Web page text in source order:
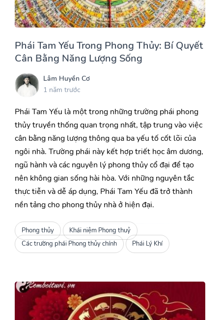
Phái Tam Yếu Trong Phong Thủy: Bí Quyết
Cân Bằng Năng Lượng Sống
Lâm Huyền Cơ
1 năm trước
Phái Tam Yếu là một trong những trường phái phong
thủy truyền thống quan trọng nhất, tập trung vào việc
cân bằng năng lượng thông qua ba yếu tố cốt lõi của
ngôi nhà. Trường phái này kết hợp triết học âm dương,
ngũ hành và các nguyên lý phong thủy cổ đại để tạo
nên không gian sống hài hòa. Với những nguyên tắc
thực tiễn và dễ áp dụng, Phái Tam Yếu đã trở thành
nền tảng cho phong thủy nhà ở hiện đại.
Phong thủy
Khái niệm Phong thuỷ
Các trường phái Phong thủy chính
Phái Lý Khí